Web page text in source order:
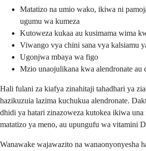
Matatizo na umio wako, ikiwa ni
ugumu wa kumeza
Kutoweza kukaa au kusimama wima
Viwango vya chini sana vya kalsiamu
Ugonjwa mbaya wa figo
Mzio unaojulikana kwa alendronate au
Hali fulani za kiafya zinahitaji tahadhari ya
hazikuzuia lazima kuchukua alendronate.
dhidi ya hatari zinazoweza kutokea ikiwa una
matatizo ya meno, au upungufu wa vitamini
Wanawake wajawazito na wanaonyonyesha